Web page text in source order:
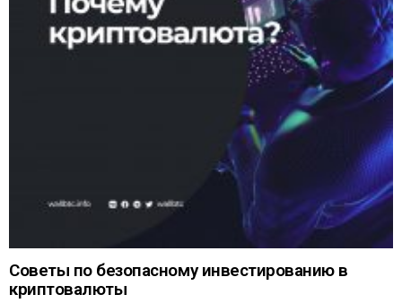
Советы по безопасному инвестированию в
криптовалюты